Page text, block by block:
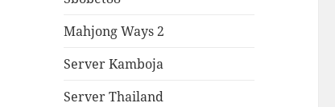
Mahjong Ways 2
Server Kamboja
Server Thailand